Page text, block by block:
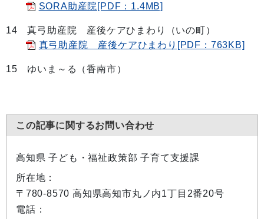
SORA助産院[PDF：1.4MB]
14 真弓助産院 産後ケアひまわり（いの町）
真弓助産院 産後ケアひまわり[PDF：763KB]
15 ゆいま～る（香南市）
この記事に関するお問い合わせ
高知県 子ども・福祉政策部 子育て支援課
所在地：
〒780-8570 高知県高知市丸ノ内1丁目2番20号
電話：